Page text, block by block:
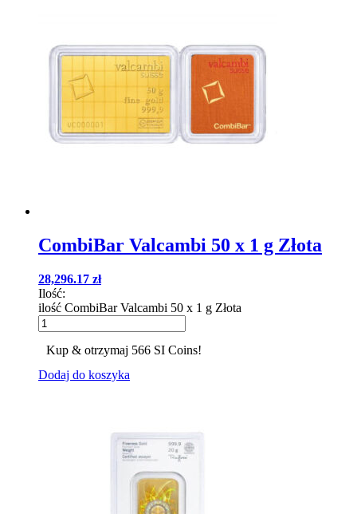
CombiBar Valcambi 50 x 1 g Złota
28,296.17 zł
Ilość:
ilość CombiBar Valcambi 50 x 1 g Złota
Kup & otrzymaj 566 SI Coins!
Dodaj do koszyka